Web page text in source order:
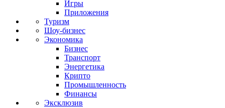
Игры
Приложения
Туризм
Шоу-бизнес
Экономика
Бизнес
Транспорт
Энергетика
Крипто
Промышленность
Финансы
Эксклюзив